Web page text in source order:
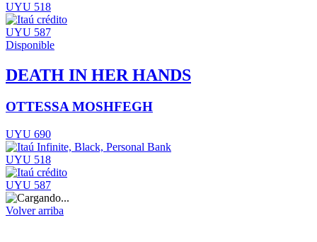
UYU 518
UYU 587
Disponible
DEATH IN HER HANDS
OTTESSA MOSHFEGH
UYU 690
UYU 518
UYU 587
Volver arriba